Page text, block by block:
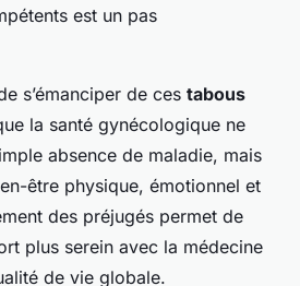
est un pas
s’émanciper de ces tabous
la santé gynécologique ne
absence de maladie, mais
être physique, émotionnel et
des préjugés permet de
plus serein avec la médecine
de vie globale.